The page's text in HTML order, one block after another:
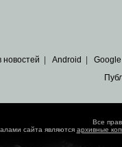
новостей Android Google
Все
сайта являются архивные